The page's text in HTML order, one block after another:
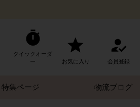
クイックオーダ
ー
お気に入り 会員登録
特集ページ 物流ブログ